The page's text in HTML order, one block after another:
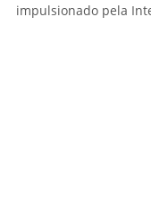
impulsionado pela